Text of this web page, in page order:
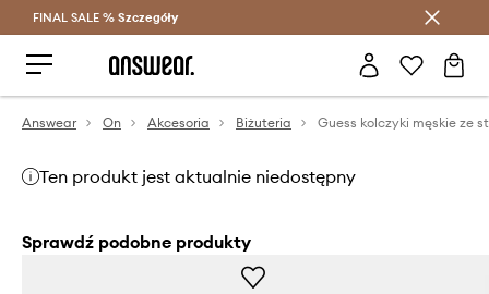
Oszczędzaj z Answear Club >
FINAL SALE % Szczegóły
Answear On Akcesoria Biżuteria
Ten produkt jest aktualnie niedostępny
Sprawdź podobne produkty